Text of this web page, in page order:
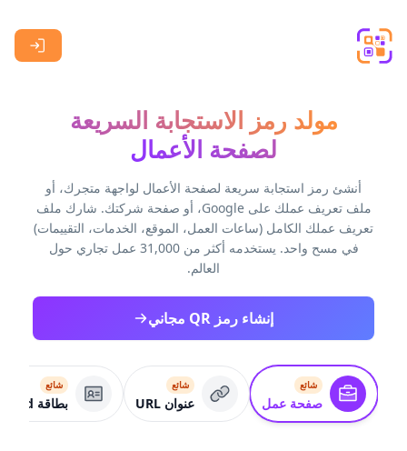
مولد رمز الاستجابة السريعة
لصفحة الأعمال
أنشئ رمز استجابة سريعة لصفحة الأعمال لواجهة متجرك، أو
ملف تعريف عملك على Google، أو صفحة شركتك. شارك ملف
تعريف عملك الكامل (ساعات العمل، الموقع، الخدمات، التقييمات)
في مسح واحد. يستخدمه أكثر من 31,000 عمل تجاري حول
العالم.
إنشاء رمز QR مجاني
شائع
صفحة عمل
شائع
عنوان URL
شائع
بطاقة VCard